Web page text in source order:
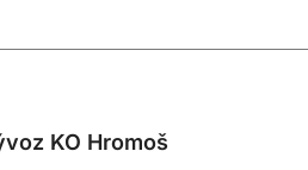
KO Hromoš